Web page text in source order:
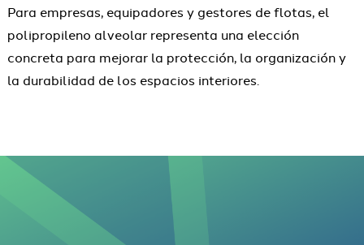
Para empresas, equipadores y gestores de flotas, el
polipropileno alveolar representa una elección
concreta para mejorar la protección, la organización y
la durabilidad de los espacios interiores.